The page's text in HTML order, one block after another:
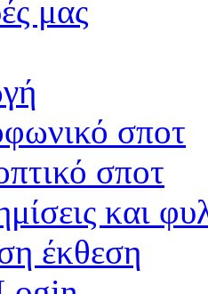
μας
σποτ
σποτ
και
έκθεση